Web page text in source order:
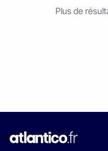
Plus de